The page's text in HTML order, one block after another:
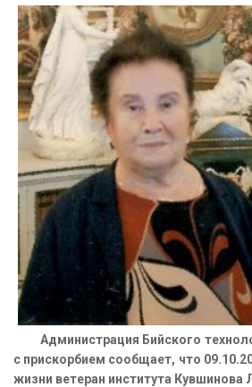
Администрация Бийского
с прискорбием сообщает, что
жизни ветеран института Кувшинова